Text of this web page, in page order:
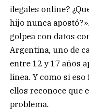
ilegales online?
hijo nunca
golpea con datos
Argentina, uno de
entre 12 y 17 años
línea. Y como si
ellos reconoce que
problema.